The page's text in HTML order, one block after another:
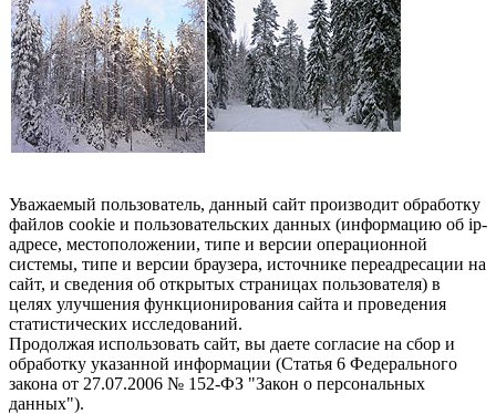
Уважаемый пользователь, данный сайт производит обработку
файлов cookie и пользовательских данных (информацию об ip-
адресе, местоположении, типе и версии операционной
системы, типе и версии браузера, источнике переадресации на
сайт, и сведения об открытых страницах пользователя) в
целях улучшения функционирования сайта и проведения
статистических исследований.
Продолжая использовать сайт, вы даете согласие на сбор и
обработку указанной информации (Статья 6 Федерального
закона от 27.07.2006 № 152-ФЗ "Закон о персональных
данных").